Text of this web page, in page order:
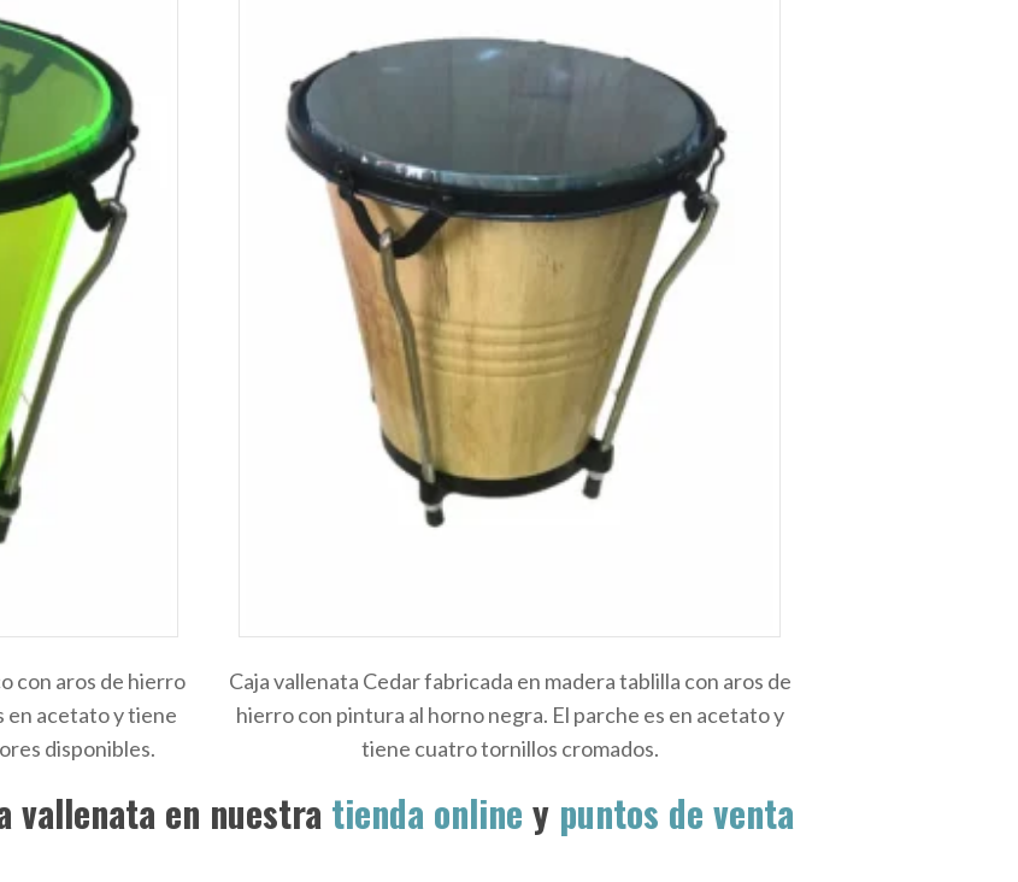
con aros de hierro
en acetato y tiene
disponibles.
Caja vallenata Cedar fabricada en madera tablilla con aros de
hierro con pintura al horno negra. El parche es en acetato y
tiene cuatro tornillos cromados.
vallenata en nuestratienda online y puntos de venta